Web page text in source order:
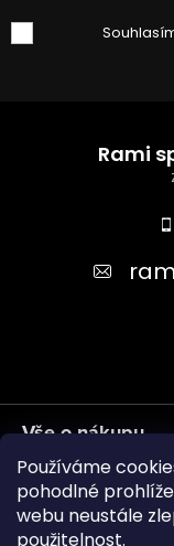
Používáme
pohodlné
webu neustále
použitelnost.
Rami
Vše o nákupu
Informace pro